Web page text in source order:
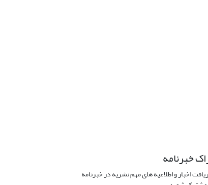
خبرنامه
اخبار و اطلاعیه های مهم نشریه در خبرنامه